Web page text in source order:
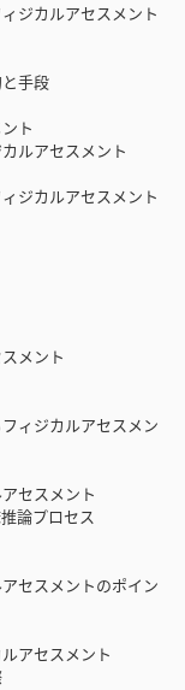
ジカルアセスメント
手段
ト
ルアセスメント
ジカルアセスメント
メント
ィジカルアセスメン
セスメント
論プロセス
セスメントのポイン
アセスメント